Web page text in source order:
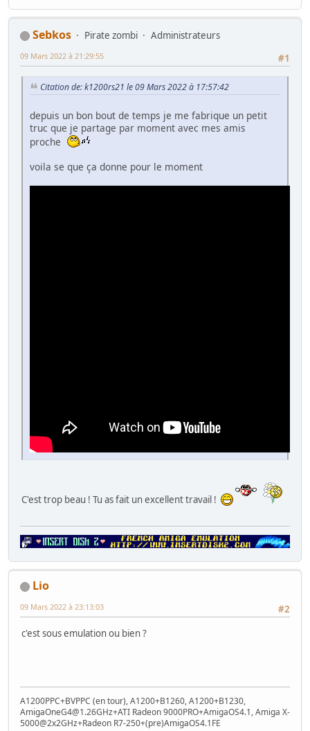
Sebkos Pirate zombi
Administrateurs
#1
09 Mars 2022 à 21:29:55
Citation de: k1200rs21 le 09 Mars 2022 à 17:57:42
depuis un bon bout de temps je me fabrique un petit
truc que je partage par moment avec mes amis
proche
voila se que ça donne pour le moment
C'est trop beau ! Tu as fait un excellent travail !
Lio
#2
09 Mars 2022 à 23:13:03
c'est sous emulation ou bien ?
A1200PPC+BVPPC (en tour), A1200+B1260, A1200+B1230,
AmigaOneG4@1.26GHz+ATI Radeon 9000PRO+AmigaOS4.1, Amiga X-
5000@2x2GHz+Radeon R7-250+(pre)AmigaOS4.1FE